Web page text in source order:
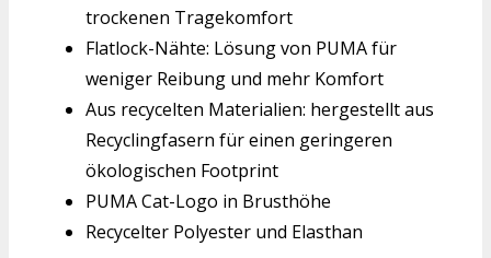
trockenen Tragekomfort
Flatlock-Nähte: Lösung von PUMA für
weniger Reibung und mehr Komfort
Aus recycelten Materialien: hergestellt aus
Recyclingfasern für einen geringeren
ökologischen Footprint
PUMA Cat-Logo in Brusthöhe
Recycelter Polyester und Elasthan